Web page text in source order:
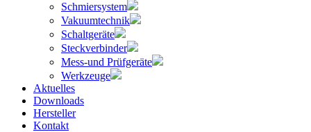
Schmiersystem
Vakuumtechnik
Schaltgeräte
Steckverbinder
Mess-und Prüfgeräte
Werkzeuge
Aktuelles
Downloads
Hersteller
Kontakt